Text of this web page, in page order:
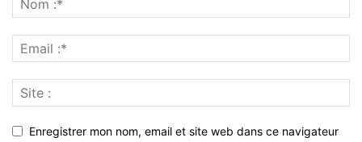
Enregistrer mon nom, email et site web dans ce navigateur